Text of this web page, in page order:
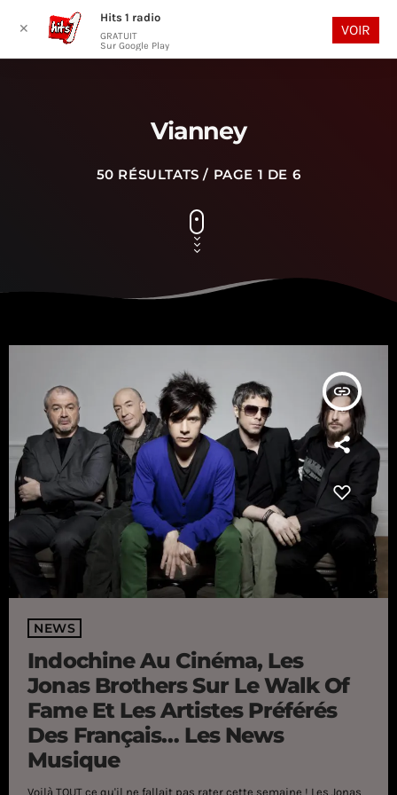
play_arrow
Vianney
50 RÉSULTATS / PAGE 1 DE 6
insert_link
NEWS
Indochine Au Cinéma, Les
Jonas Brothers Sur Le Walk Of
Fame Et Les Artistes Préférés
Des Français… Les News
Musique
Voilà TOUT ce qu'il ne fallait pas rater cette semaine ! Les Jonas
✕
Hits 1 radio
GRATUIT
Sur Google Play
VOIR